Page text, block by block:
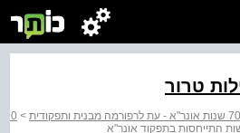
טרור
70 שנות אונר"א - עת לרפורמה מבנית ותפקודית > 70 שנות אונר"א - עת לרפורמה מבנית ותפקודית
התייחסות בתפקוד אונר"א